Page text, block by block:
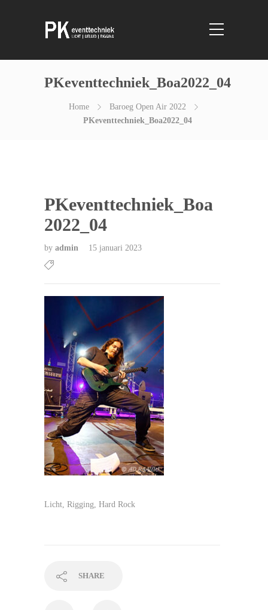
PKeventtechniek_Boa2022_04
Home
Baroeg Open Air 2022
PKeventtechniek_Boa2022_04
PKeventtechniek_Boa
2022_04
by admin 15 januari 2023
Licht, Rigging, Hard Rock
SHARE